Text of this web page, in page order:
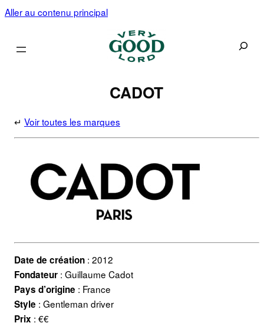
Aller au contenu principal
CADOT
↵ Voir toutes les marques
Date de création : 2012
Fondateur : Guillaume Cadot
Pays d’origine : France
Style : Gentleman driver
Prix : €€